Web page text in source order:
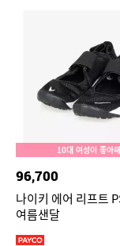
10대 여성이 좋아
96,700
나이키 에어 리프트
여름샌달